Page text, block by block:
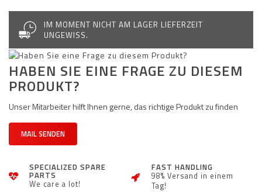
IM MOMENT NICHT AM LAGER LIEFERZEIT
UNGEWISS.
HABEN SIE EINE FRAGE ZU DIESEM
PRODUKT?
Unser Mitarbeiter hilft Ihnen gerne, das richtige Produkt zu finden
MAIL SENDEN
SPECIALIZED SPARE
PARTS
We care a lot!
FAST HANDLING
98% Versand in einem
Tag!